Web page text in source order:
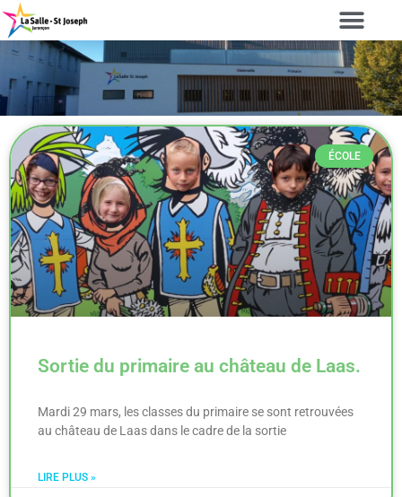
ÉCOLE
Sortie du primaire au château de Laas.
Mardi 29 mars, les classes du primaire se sont retrouvées
au château de Laas dans le cadre de la sortie
LIRE PLUS »